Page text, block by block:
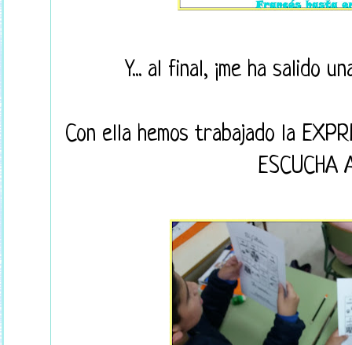
Y... al final, ¡me ha salido
Con ella hemos trabajado la
ESCUCHA